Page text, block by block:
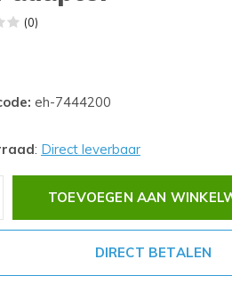
(0)
eh-7444200
: Direct leverbaar
TOEVOEGEN AAN
DIRECT BETALEN